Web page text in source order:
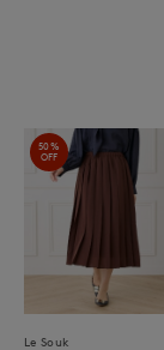
50%
OFF
Le Souk